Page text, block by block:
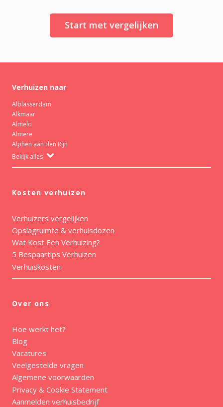
Start met vergelijken
Verhuizen naar
Alblasserdam
Alkmaar
Almelo
Almere
Alphen aan den Rijn
Bekijk alles
Kosten verhuizen
Verhuizers vergelijken
Opslagruimte & verhuisdozen
Wat Kost Een Verhuizing?
5 Bespaartips Verhuizen
Verhuiskosten
Over ons
Hoe werkt het?
Blog
Vacatures
Veelgestelde vragen
Algemene voorwaarden
Privacy & Cookie Statement
Aanmelden verhuisbedrijf